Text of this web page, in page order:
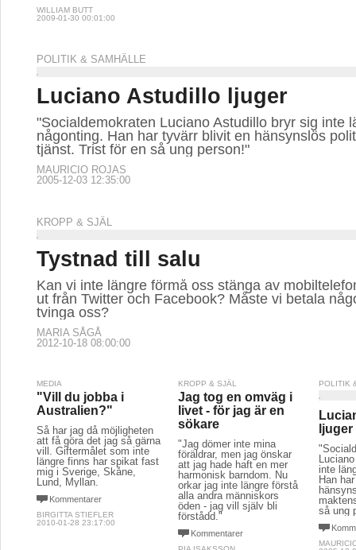
WILLIAM BUTT
2009-01-30 00:01:00
POLITIK & SAMHÄLLE
Luciano Astudillo ljuger
"Socialdemokraten Luciano Astudillo bryr sig inte
någonting. Han har tyvärr blivit en hänsynslös
tjänst. Trist för en så ung person!"
MAURICIO ROJAS
2005-12-03 12:35:00
KROPP & SJÄL
Tystnad till salu
Kan vi inte längre förmå oss stänga av
ut från Twitter och Facebook? Måste vi betala
tvinga oss?
MARIA SÅGÅ
2012-10-18 08:00:00
MEDIA
"Vill du jobba i
Australien?"
Så har jag då möjligheten
att få göra det jag så gärna
vill. Giftermålet som inte
längre finns har spikat fast
mig i Sverige, Skåne,
Lund, Myllan.
Kommentarer
BIRGITTA STIEFLER
2010-01-28 23:17:00
KROPP & SJÄL
Jag tog en omväg i
livet - för jag är en
sökare
"Jag dömer inte mina
föräldrar, men jag önskar
att jag hade haft en mer
harmonisk barndom. Nu
orkar jag inte längre förstå
alla andra människors
öden - jag vill själv bli
förstådd."
Kommentarer
POLITIK
ljuger
inte
Han
så ung